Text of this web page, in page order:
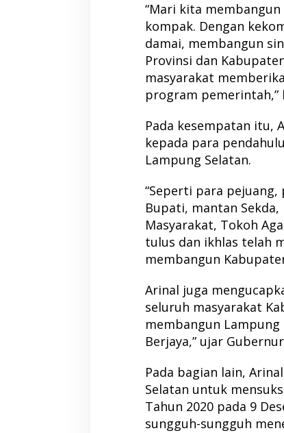
“Mari kita
kompak. Dengan
damai, membangun
Provinsi dan
masyarakat
program pemerintah,”
Pada kesempatan itu,
kepada para
Lampung Selatan.
“Seperti para
Bupati, mantan
Masyarakat, Tokoh
tulus dan ikhlas telah
membangun
Arinal juga
seluruh masyarakat
membangun
Berjaya,” ujar
Pada bagian lain,
Selatan untuk
Tahun 2020 pada 9
sungguh-sungguh